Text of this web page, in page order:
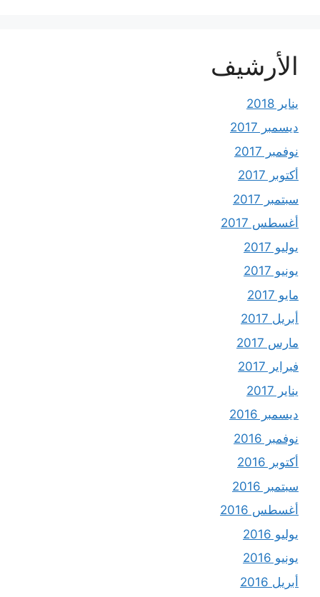
الأرشيف
يناير 2018
ديسمبر 2017
نوفمبر 2017
أكتوبر 2017
سبتمبر 2017
أغسطس 2017
يوليو 2017
يونيو 2017
مايو 2017
أبريل 2017
مارس 2017
فبراير 2017
يناير 2017
ديسمبر 2016
نوفمبر 2016
أكتوبر 2016
سبتمبر 2016
أغسطس 2016
يوليو 2016
يونيو 2016
أبريل 2016